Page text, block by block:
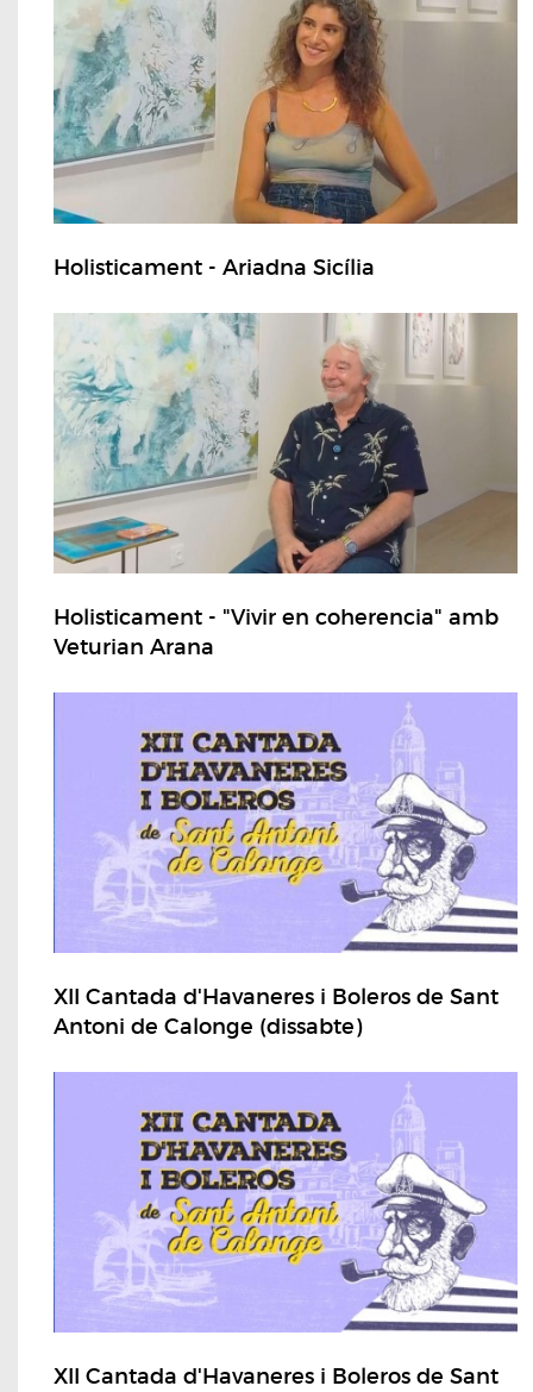
Holisticament - Ariadna Sicília
Holisticament - "Vivir en coherencia" amb
Veturian Arana
XII Cantada d'Havaneres i Boleros de Sant
Antoni de Calonge (dissabte)
XII Cantada d'Havaneres i Boleros de Sant